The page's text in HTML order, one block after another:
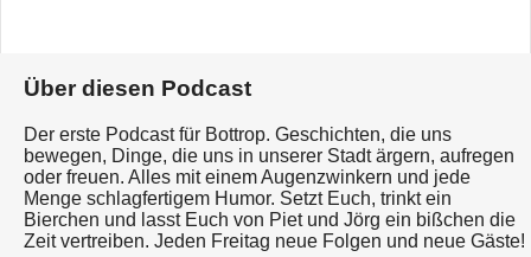
Über diesen Podcast
Der erste Podcast für Bottrop. Geschichten, die uns
bewegen, Dinge, die uns in unserer Stadt ärgern, aufregen
oder freuen. Alles mit einem Augenzwinkern und jede
Menge schlagfertigem Humor. Setzt Euch, trinkt ein
Bierchen und lasst Euch von Piet und Jörg ein bißchen die
Zeit vertreiben. Jeden Freitag neue Folgen und neue Gäste!